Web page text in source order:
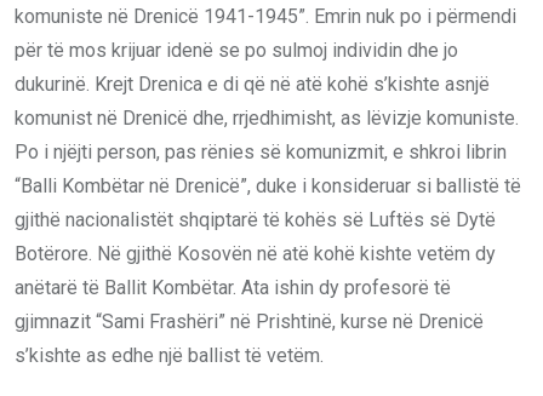
komuniste në Drenicë 1941-1945”. Emrin nuk po i përmendi
për të mos krijuar idenë se po sulmoj individin dhe jo
dukurinë. Krejt Drenica e di që në atë kohë s’kishte asnjë
komunist në Drenicë dhe, rrjedhimisht, as lëvizje komuniste.
Po i njëjti person, pas rënies së komunizmit, e shkroi librin
“Balli Kombëtar në Drenicë”, duke i konsideruar si ballistë të
gjithë nacionalistët shqiptarë të kohës së Luftës së Dytë
Botërore. Në gjithë Kosovën në atë kohë kishte vetëm dy
anëtarë të Ballit Kombëtar. Ata ishin dy profesorë të
gjimnazit “Sami Frashëri” në Prishtinë, kurse në Drenicë
s’kishte as edhe një ballist të vetëm.